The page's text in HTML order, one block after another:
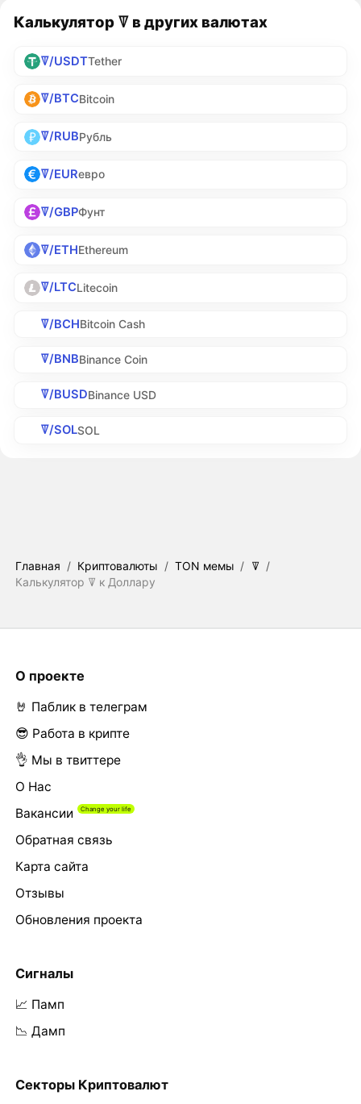
Калькулятор ꘜ в других валютах
ꘜ/USDTTether
ꘜ/BTCBitcoin
ꘜ/RUBРубль
ꘜ/EURевро
ꘜ/GBPФунт
ꘜ/ETHEthereum
ꘜ/LTCLitecoin
ꘜ/BCHBitcoin Cash
ꘜ/BNBBinance Coin
ꘜ/BUSDBinance USD
ꘜ/SOLSOL
Главная / Криптовалюты / TON мемы / ꘜ /
Калькулятор ꘜ к Доллару
О проекте
🤘 Паблик в телеграм
😎 Работа в крипте
👌 Мы в твиттере
О Нас
Вакансии
Обратная связь
Карта сайта
Отзывы
Обновления проекта
Сигналы
📈 Памп
📉 Дамп
Секторы Криптовалют